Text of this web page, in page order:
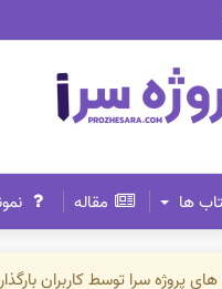
ها مقاله
پروژه سرا توسط کاربران